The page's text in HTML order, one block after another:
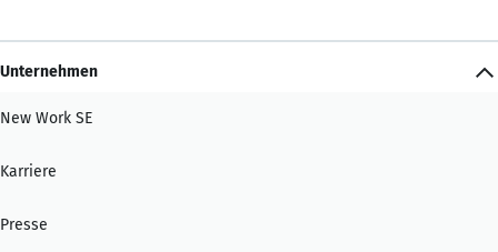
Unternehmen
New Work SE
Karriere
Presse